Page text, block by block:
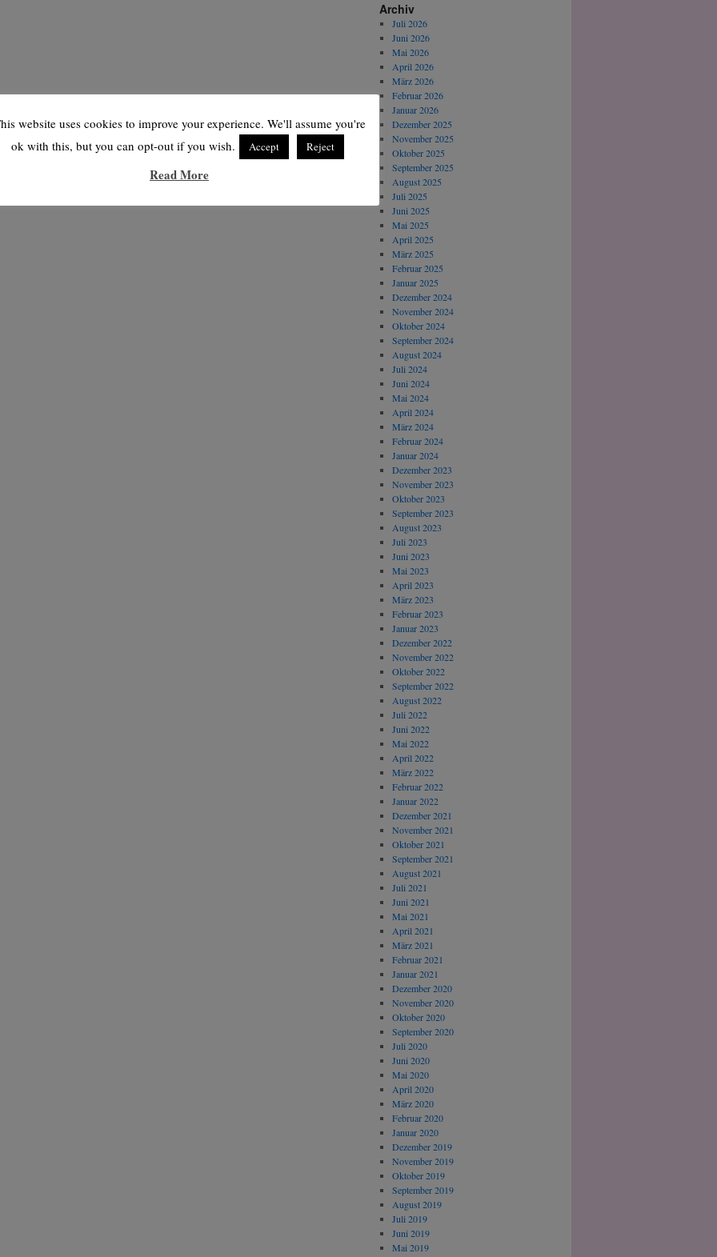
Archiv
Juli 2026
Juni 2026
Mai 2026
April 2026
März 2026
Februar 2026
Januar 2026
Dezember 2025
November 2025
Oktober 2025
September 2025
August 2025
Juli 2025
Juni 2025
Mai 2025
April 2025
März 2025
Februar 2025
Januar 2025
Dezember 2024
November 2024
Oktober 2024
September 2024
August 2024
Juli 2024
Juni 2024
Mai 2024
April 2024
März 2024
Februar 2024
Januar 2024
Dezember 2023
November 2023
Oktober 2023
September 2023
August 2023
Juli 2023
Juni 2023
Mai 2023
April 2023
März 2023
Februar 2023
Januar 2023
Dezember 2022
November 2022
Oktober 2022
September 2022
August 2022
Juli 2022
Juni 2022
Mai 2022
April 2022
März 2022
Februar 2022
Januar 2022
Dezember 2021
November 2021
Oktober 2021
September 2021
August 2021
Juli 2021
Juni 2021
Mai 2021
April 2021
März 2021
Februar 2021
Januar 2021
Dezember 2020
November 2020
Oktober 2020
September 2020
Juli 2020
Juni 2020
Mai 2020
April 2020
März 2020
Februar 2020
Januar 2020
Dezember 2019
November 2019
Oktober 2019
September 2019
August 2019
Juli 2019
Juni 2019
Mai 2019
website uses cookies to improve your experience. We'll assume you're
ok with this, but you can opt-out if you wish.
Accept Reject
Read More